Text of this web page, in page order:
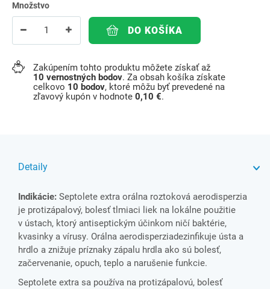
Množstvo
DO KOŠÍKA
Zakúpením tohto produktu môžete získať až
10 vernostných bodov. Za obsah košíka získate
celkovo 10 bodov, ktoré môžu byť prevedené na
zľavový kupón v hodnote 0,10 €.
Detaily
Indikácie: Septolete extra orálna roztoková aerodisperzia
je protizápalový, bolesť tlmiaci liek na lokálne použitie
v ústach, ktorý antiseptickým účinkom ničí baktérie,
kvasinky a vírusy. Orálna aerodisperziadezinfikuje ústa a
hrdlo a znižuje príznaky zápalu hrdla ako sú bolesť,
začervenanie, opuch, teplo a narušenie funkcie.
Septolete extra sa používa na protizápalovú, bolesť